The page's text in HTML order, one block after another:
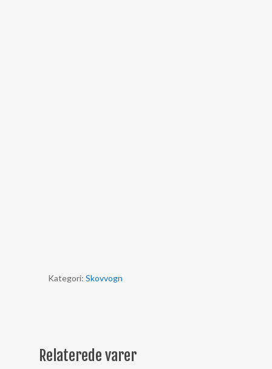
Kategori: Skovvogn
Relaterede varer